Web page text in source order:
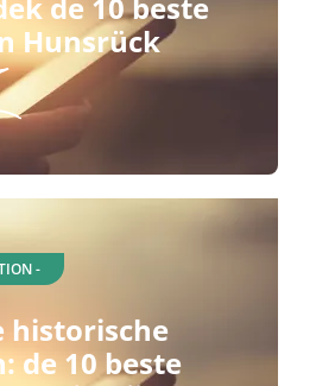
Hunsrück
-
historische
de 10 beste